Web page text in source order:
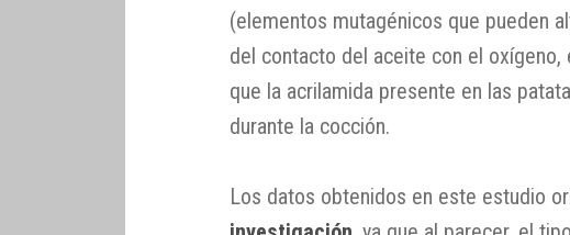
(elementos mutagénicos que pueden
del contacto del aceite con el
que la acrilamida presente en las
durante la cocción.
Los datos obtenidos en este estudio